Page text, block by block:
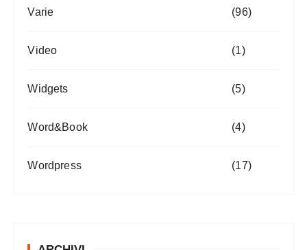
Varie (96)
Video (1)
Widgets (5)
Word&Book (4)
Wordpress (17)